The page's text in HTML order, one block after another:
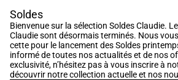
Soldes
Bienvenue sur la sélection Soldes Claudie.
Claudie sont désormais terminés. Nous
cette pour le lancement des Soldes
informé de toutes nos actualités et de nos
exclusivité, n’hésitez pas à vous inscrire à
découvrir notre collection actuelle et nos